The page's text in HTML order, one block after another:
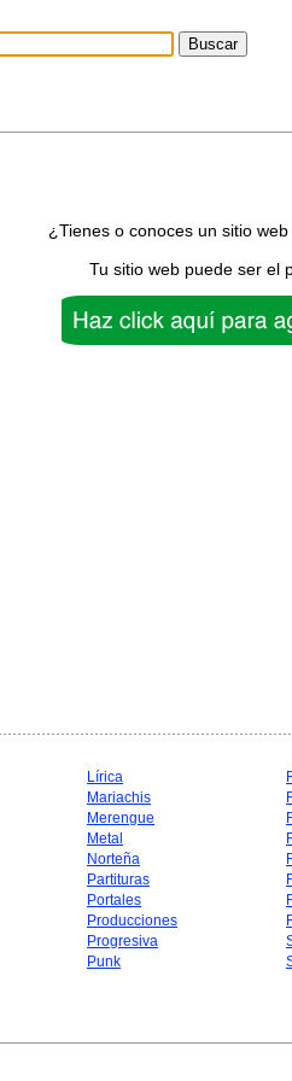
¿Tienes o conoces un sitio web
Tu sitio web puede ser el
Lírica
Mariachis
Merengue
Metal
Norteña
Partituras
Portales
Producciones
Progresiva
Punk